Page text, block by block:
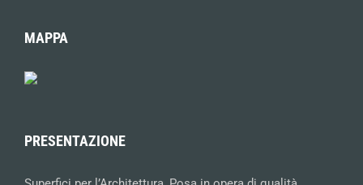
MAPPA
PRESENTAZIONE